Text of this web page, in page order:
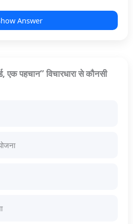
Answer
एक पहचान” विचारधारा से कौनसी